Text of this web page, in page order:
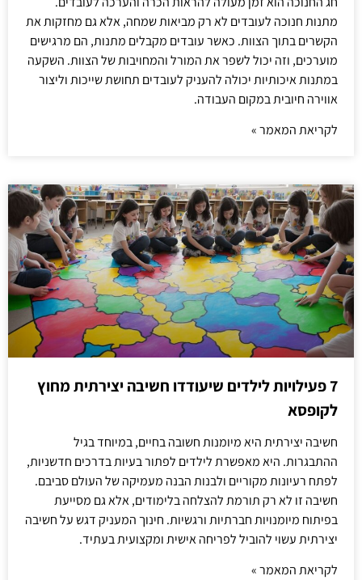
מתנות חנוכה לעובדים לא רק מביאות שמחה, אלא גם מחזקות את
הקשרים בתוך הצוות. כאשר עובדים מקבלים מתנות, הם מרגישים
מוערכים, וזה יכול לשפר את המורל והמחויבות של הצוות. השקעה
במתנות איכותיות יכולה להעניק לעובדים תחושת שייכות וליצור
אווירה חיובית במקום העבודה.
לקריאת המאמר »
7 פעילויות לילדים שיעודדו חשיבה יצירתית מחוץ
לקופסא
חשיבה יצירתית היא מיומנות חשובה בחיים, במיוחד בגיל
ההתבגרות. היא מאפשרת לילדים לפתור בעיות בדרכים חדשניות,
לפתח רעיונות מקוריים ולבנות הבנה מעמיקה של העולם סביבם.
חשיבה זו לא רק תורמת להצלחה בלימודים, אלא גם מסייעת
בפיתוח מיומנויות חברתיות ורגשיות. חינוך המעניק דגש על חשיבה
יצירתית עשוי להוביל לפריחה אישית ומקצועית בעתיד.
לקריאת המאמר »